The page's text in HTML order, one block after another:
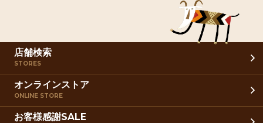
店舗検索
STORES
オンラインストア
ONLINE STORE
お客様感謝SALE